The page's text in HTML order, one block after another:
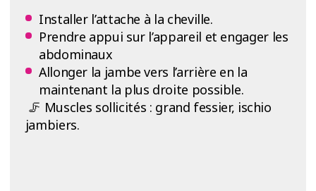
Installer l’attache à la cheville.
Prendre appui sur l’appareil et engager les
abdominaux
Allonger la jambe vers l’arrière en la
maintenant la plus droite possible.
🦵 Muscles sollicités : grand fessier, ischio
jambiers.